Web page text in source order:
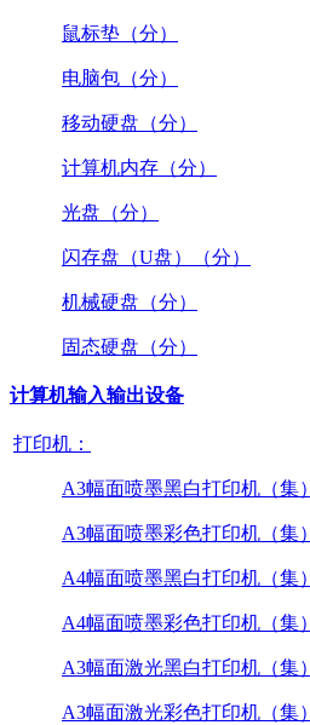
鼠标垫（分）
电脑包（分）
移动硬盘（分）
计算机内存（分）
光盘（分）
闪存盘（U盘）（分）
机械硬盘（分）
固态硬盘（分）
计算机输入输出设备
打印机：
A3幅面喷墨黑白打印机（集）
A3幅面喷墨彩色打印机（集）
A4幅面喷墨黑白打印机（集）
A4幅面喷墨彩色打印机（集）
A3幅面激光黑白打印机（集）
A3幅面激光彩色打印机（集）